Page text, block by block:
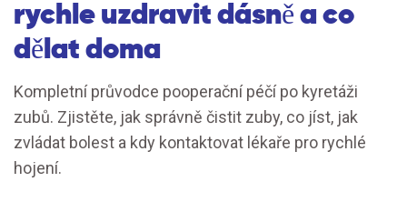
rychle uzdravit dásně a co
dělat doma
Kompletní průvodce pooperační péčí po kyretáži
zubů. Zjistěte, jak správně čistit zuby, co jíst, jak
zvládat bolest a kdy kontaktovat lékaře pro rychlé
hojení.